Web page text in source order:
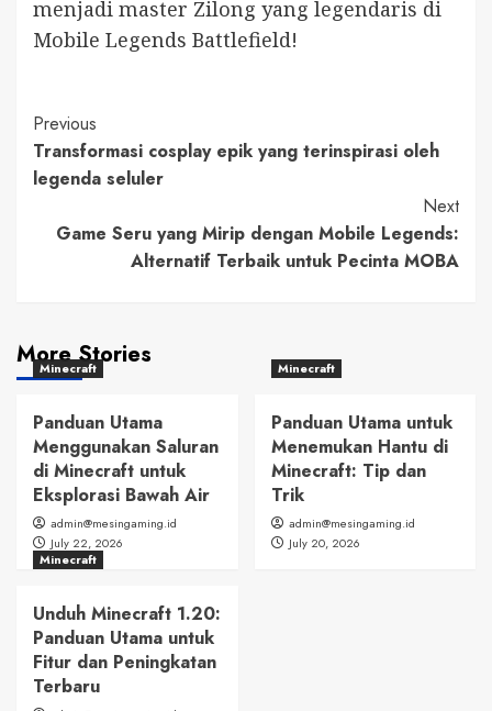
menjadi master Zilong yang legendaris di
Mobile Legends Battlefield!
Post
Navigation
Previous
Transformasi cosplay epik yang terinspirasi oleh
legenda seluler
Next
Game Seru yang Mirip dengan Mobile Legends:
Alternatif Terbaik untuk Pecinta MOBA
More Stories
Minecraft
Panduan Utama
Menggunakan Saluran
di Minecraft untuk
Eksplorasi Bawah Air
admin@mesingaming.id
July 22, 2026
Minecraft
Panduan Utama untuk
Menemukan Hantu di
Minecraft: Tip dan
Trik
admin@mesingaming.id
July 20, 2026
Minecraft
Unduh Minecraft 1.20:
Panduan Utama untuk
Fitur dan Peningkatan
Terbaru